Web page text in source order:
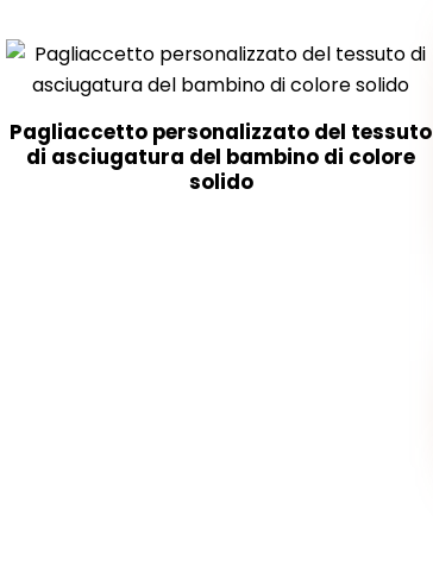
Pagliaccetto personalizzato del tessuto
di asciugatura del bambino di colore
solido